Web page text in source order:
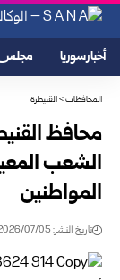
أخبار سوريا
المحافظات>القنيطرة
محافظ
الشعب
المواطنين
تاريخ النشر: 2026/07/05 6:51 مساءً